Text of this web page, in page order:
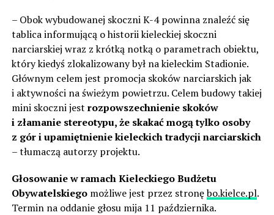
– Obok wybudowanej skoczni K-4 powinna znaleźć się
tablica informującą o historii kieleckiej skoczni
narciarskiej wraz z krótką notką o parametrach obiektu,
który kiedyś zlokalizowany był na kieleckim Stadionie.
Głównym celem jest promocja skoków narciarskich jak
i aktywności na świeżym powietrzu. Celem budowy takiej
mini skoczni jest rozpowszechnienie skoków
i złamanie stereotypu, że skakać mogą tylko osoby
z gór i upamiętnienie kieleckich tradycji narciarskich
– tłumaczą autorzy projektu.
Głosowanie w ramach Kieleckiego Budżetu
Obywatelskiegomożliwe jest przez stronębo.kielce.pl.
Termin na oddanie głosu mija 11 października.